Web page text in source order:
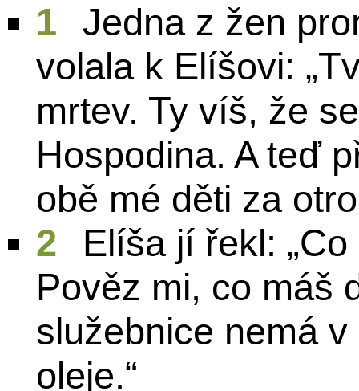
1
Jedna z žen
volala k Elíšovi:
mrtev. Ty víš, že
Hospodina. A teď
obě mé děti za
2
Elíša jí řekl:
Pověz mi, co máš
služebnice nemá
oleje.“